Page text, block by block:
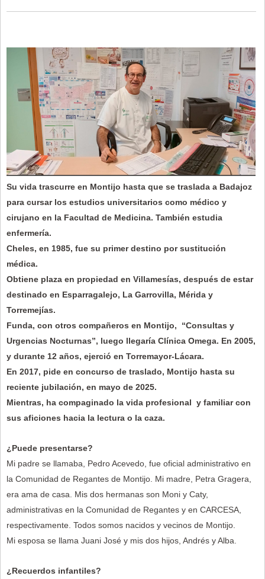
Su vida trascurre en Montijo hasta que se traslada a Badajoz
para cursar los estudios universitarios como médico y
cirujano en la Facultad de Medicina. También estudia
enfermería.
Cheles, en 1985, fue su primer destino por sustitución
médica.
Obtiene plaza en propiedad en Villamesías, después de estar
destinado en Esparragalejo, La Garrovilla, Mérida y
Torremejías.
Funda, con otros compañeros en Montijo, “Consultas y
Urgencias Nocturnas”, luego llegaría Clínica Omega. En 2005,
y durante 12 años, ejerció en Torremayor-Lácara.
En 2017, pide en concurso de traslado, Montijo hasta su
reciente jubilación, en mayo de 2025.
Mientras, ha compaginado la vida profesional y familiar con
sus aficiones hacia la lectura o la caza.
¿Puede presentarse?
Mi padre se llamaba, Pedro Acevedo, fue oficial administrativo en
la Comunidad de Regantes de Montijo. Mi madre, Petra Gragera,
era ama de casa. Mis dos hermanas son Moni y Caty,
administrativas en la Comunidad de Regantes y en CARCESA,
respectivamente. Todos somos nacidos y vecinos de Montijo.
Mi esposa se llama Juani José y mis dos hijos, Andrés y Alba.
¿Recuerdos infantiles?